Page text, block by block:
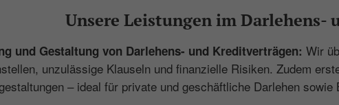
Unsere Leistungen im Darlehens-
und Gestaltung von Darlehens- und Kreditverträgen: Wir
unzulässige Klauseln und finanzielle Risiken. Zudem
– ideal für private und geschäftliche Darlehen sowie